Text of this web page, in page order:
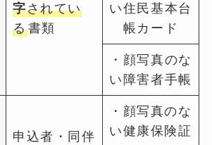
字されてい
る書類
い住民基本台
帳カード
・顔写真のな
い障害者手帳
申込者・同伴
・顔写真のな
い健康保険証